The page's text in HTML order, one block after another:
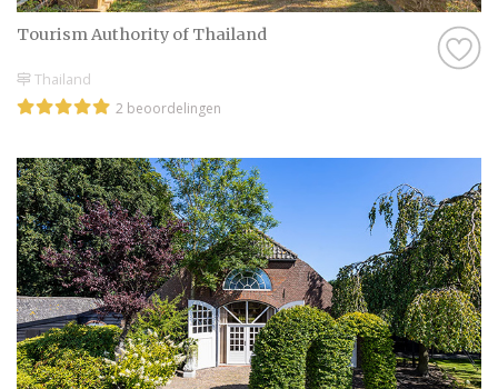
Tourism Authority of Thailand
Thailand
2 beoordelingen